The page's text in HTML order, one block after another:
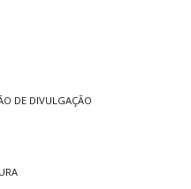
DE DIVULGAÇÃO